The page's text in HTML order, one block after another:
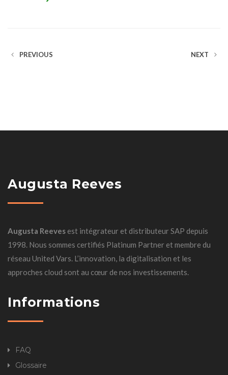
PREVIOUS NEXT
Augusta Reeves
Augusta Reeves est intégrateur et distributeur SAP depuis
1998. Nous sommes certifiés Platinum Partner et membre du
réseau United Vars. L’innovation, la digitalisation et les
approches cloud sont au cœur de nos investissements.
Informations
FAQ
Glossaire